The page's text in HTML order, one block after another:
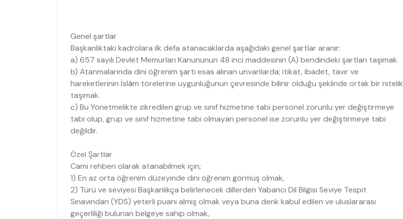
Genel şartlar
Başkanlıktaki kadrolara ilk defa atanacaklarda aşağıdaki genel şartlar aranır:
a) 657 sayılı Devlet Memurları Kanununun 48 inci maddesinin (A) bendindeki şartları taşımak.
b) Atanmalarında dini öğrenim şartı esas alınan unvanlarda; itikat, ibadet, tavır ve
hareketlerinin İslâm törelerine uygunluğunun çevresinde bilinir olduğu şeklinde ortak bir nitelik
taşımak.
c) Bu Yönetmelikte zikredilen grup ve sınıf hizmetine tabi personel zorunlu yer değiştirmeye
tabi olup, grup ve sınıf hizmetine tabi olmayan personel ise zorunlu yer değiştirmeye tabi
değildir.
Özel Şartlar
Cami rehberi olarak atanabilmek için;
1) En az orta öğrenim düzeyinde dini öğrenim görmüş olmak,
2) Türü ve seviyesi Başkanlıkça belirlenecek dillerden Yabancı Dil Bilgisi Seviye Tespit
Sınavından (YDS) yeterli puanı almış olmak veya buna denk kabul edilen ve uluslararası
geçerliliği bulunan belgeye sahip olmak,